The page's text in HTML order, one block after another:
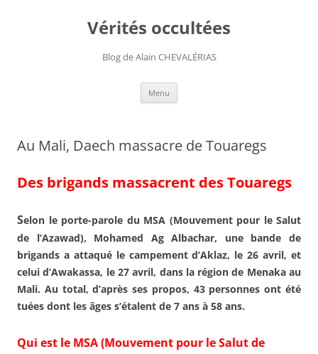
Vérités occultées
Blog de Alain CHEVALÉRIAS
Menu
Au Mali, Daech massacre de Touaregs
Des brigands massacrent des Touaregs
Selon le porte-parole du MSA (Mouvement pour le Salut
de l’Azawad), Mohamed Ag Albachar, une bande de
brigands a attaqué le campement d’Aklaz, le 26 avril, et
celui d’Awakassa, le 27 avril, dans la région de Menaka au
Mali. Au total, d’après ses propos, 43 personnes ont été
tuées dont les âges s’étalent de 7 ans à 58 ans.
Qui est le MSA (Mouvement pour le Salut de